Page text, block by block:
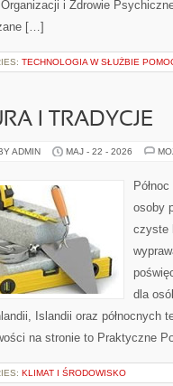
i Zdrowie
[…]
TECHNOLOGIA W SŁUŻBIE
I TRADYCJE
ADMIN MAJ - 22 - 2026
osoby
czyste
dla
Islandii oraz północnych
na stronie to Praktyczne
KLIMAT I ŚRODOWISKO